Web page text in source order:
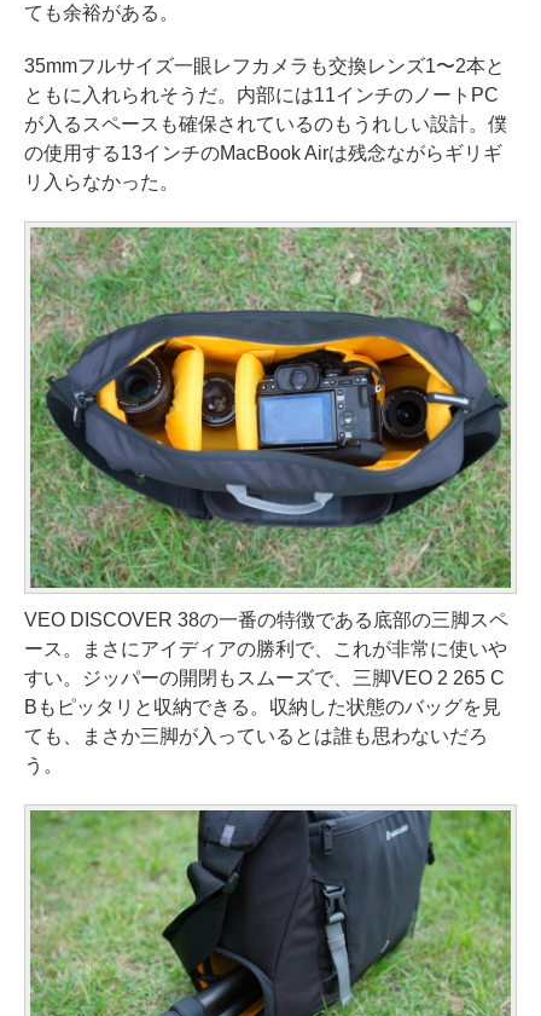
ても余裕がある。
35mmフルサイズ一眼レフカメラも交換レンズ1〜2本と
ともに入れられそうだ。内部には11インチのノートPC
が入るスペースも確保されているのもうれしい設計。僕
の使用する13インチのMacBook Airは残念ながらギリギ
リ入らなかった。
VEO DISCOVER 38の一番の特徴である底部の三脚スペ
ース。まさにアイディアの勝利で、これが非常に使いや
すい。ジッパーの開閉もスムーズで、三脚VEO 2 265 C
Bもピッタリと収納できる。収納した状態のバッグを見
ても、まさか三脚が入っているとは誰も思わないだろ
う。